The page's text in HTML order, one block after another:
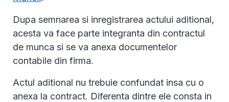
Dupa semnarea si inregistrarea actului aditional,
acesta va face parte integranta din contractul
de munca si se va anexa documentelor
contabile din firma.
Actul aditional nu trebuie confundat insa cu o
anexa la contract. Diferenta dintre ele consta in